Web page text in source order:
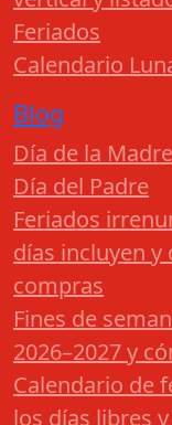
Feriados
Calendario
Blog
Día de la Madre
Día del Padre
Feriados
días incluyen
compras
Fines de
2026–2027 y
Calendario de
los días libres